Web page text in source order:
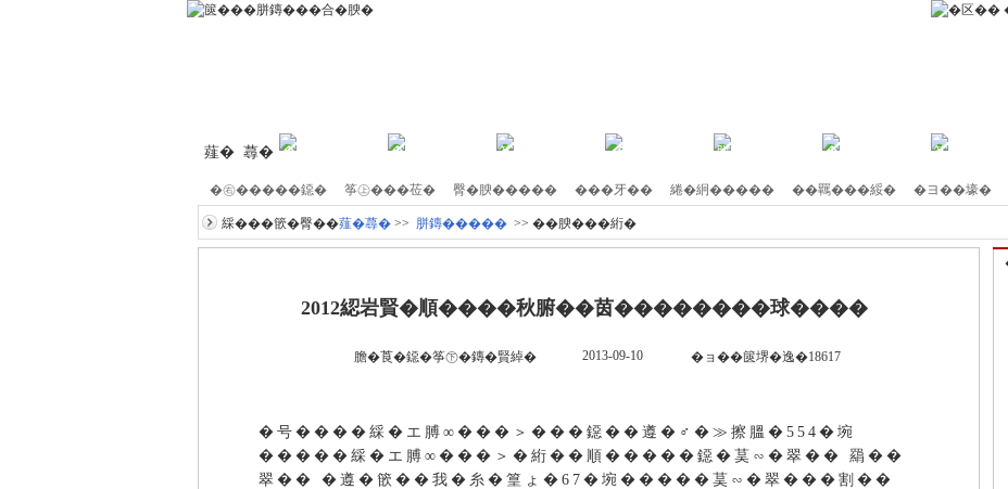
薤� 蕁� �育�肢�莅� �笈��綵�エ 筝㊦����鎖 �喝�綵�エ 胼鏄����� �睡�羈�茹� 筝㊤�篁�
�㊨�����鐚� 筝㊤���莅� 臀�腴����� ���牙�� 綣�絅����� ��羈���綏� �ヨ��壕�
綵���篏�臀��薤�蕁� >> 胼鏄����� >> ��腴���絎�
2012綛岩賢�順����秋腑��茵��������球����
膽�莨�鐚�筝㊦�鏄�賢綽� 2013-09-10 �ョ��篋堺�逸�18617
�号����綵�エ膊∞���＞���鐚��遵�♂�≫擦膃�554�埦
�����綵�エ膊∞���＞�絎��順�����鐚�茣∽�翠�� 羂��
翠�� �遵�篏��我�糸�篁ょ�67�埦�����茣∽�翠���割��